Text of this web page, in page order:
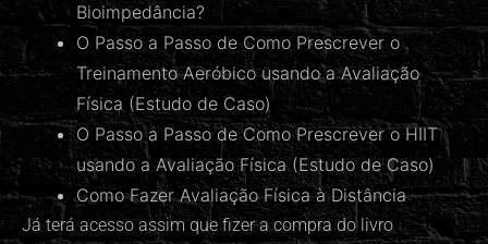
Bioimpedância?
O Passo a Passo de Como Prescrever o
Treinamento Aeróbico usando a Avaliação
Física (Estudo de Caso)
O Passo a Passo de Como Prescrever o HIIT
usando a Avaliação Física (Estudo de Caso)
Como Fazer Avaliação Física à Distância
Já terá acesso assim que fizer a compra do livro